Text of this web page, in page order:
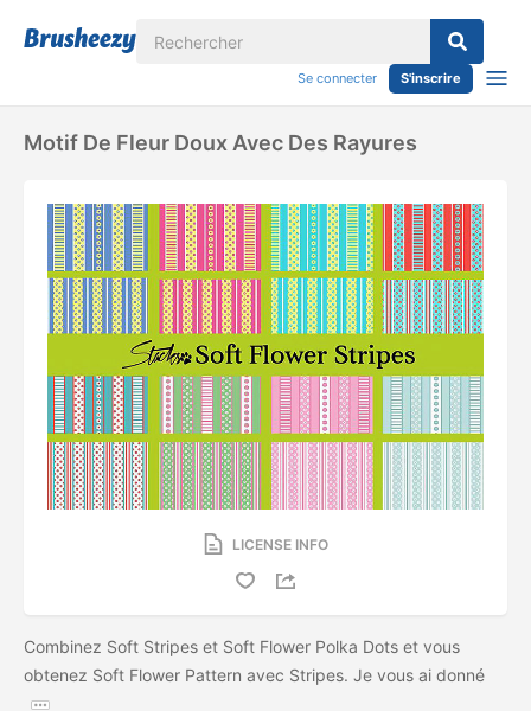
Se connecter S'inscrire
Motif De Fleur Doux Avec Des Rayures
LICENSE INFO
Combinez Soft Stripes et Soft Flower Polka Dots et vous
obtenez Soft Flower Pattern avec Stripes. Je vous ai donné